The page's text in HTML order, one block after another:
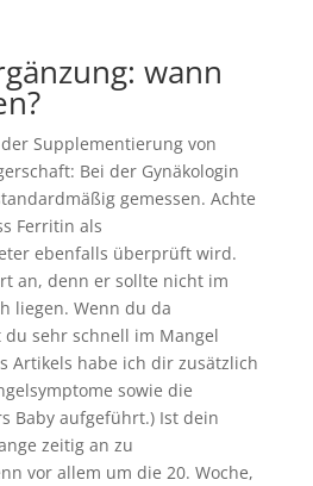
wann
Supplementierung von
Bei der Gynäkologin
gemessen. Achte
Ferritin als
ebenfalls überprüft wird.
an, denn er sollte nicht im
liegen. Wenn du da
sehr schnell im Mangel
Artikels habe ich dir zusätzlich
sowie die
Baby aufgeführt.) Ist dein
zeitig an zu
vor allem um die 20. Woche,